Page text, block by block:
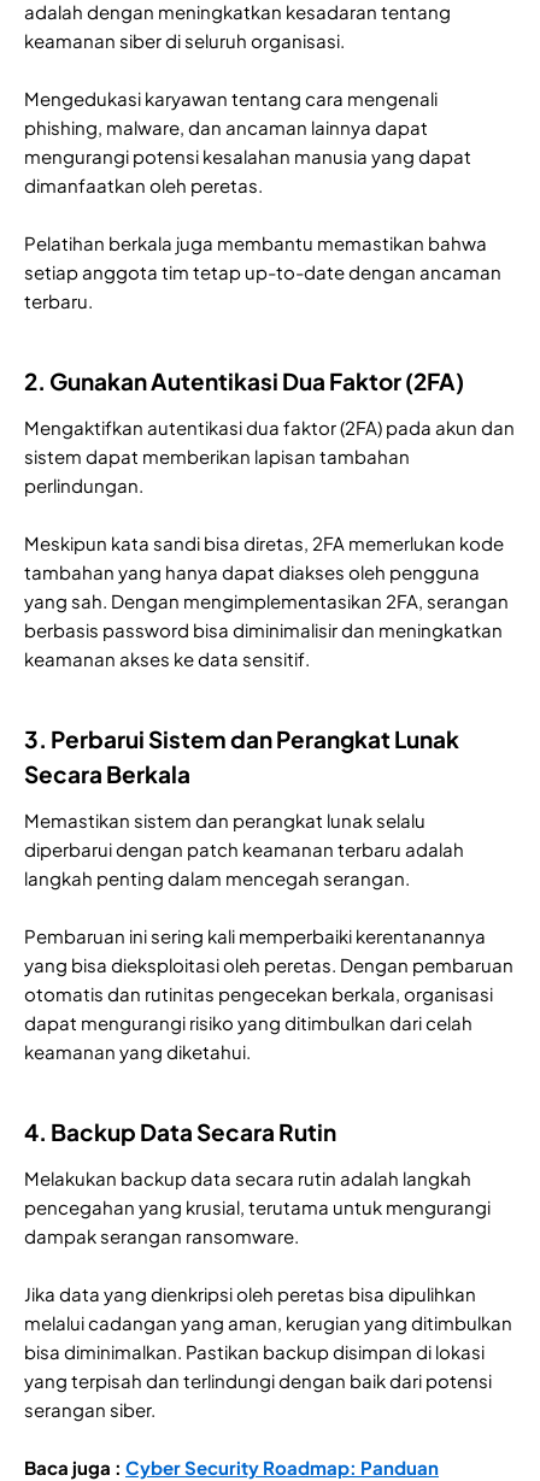
adalah dengan meningkatkan kesadaran tentang
keamanan siber di seluruh organisasi.
Mengedukasi karyawan tentang cara mengenali
phishing, malware, dan ancaman lainnya dapat
mengurangi potensi kesalahan manusia yang dapat
dimanfaatkan oleh peretas.
Pelatihan berkala juga membantu memastikan bahwa
setiap anggota tim tetap up-to-date dengan ancaman
terbaru.
2. Gunakan Autentikasi Dua Faktor (2FA)
Mengaktifkan autentikasi dua faktor (2FA) pada akun dan
sistem dapat memberikan lapisan tambahan
perlindungan.
Meskipun kata sandi bisa diretas, 2FA memerlukan kode
tambahan yang hanya dapat diakses oleh pengguna
yang sah. Dengan mengimplementasikan 2FA, serangan
berbasis password bisa diminimalisir dan meningkatkan
keamanan akses ke data sensitif.
3. Perbarui Sistem dan Perangkat Lunak
Secara Berkala
Memastikan sistem dan perangkat lunak selalu
diperbarui dengan patch keamanan terbaru adalah
langkah penting dalam mencegah serangan.
Pembaruan ini sering kali memperbaiki kerentanannya
yang bisa dieksploitasi oleh peretas. Dengan pembaruan
otomatis dan rutinitas pengecekan berkala, organisasi
dapat mengurangi risiko yang ditimbulkan dari celah
keamanan yang diketahui.
4. Backup Data Secara Rutin
Melakukan backup data secara rutin adalah langkah
pencegahan yang krusial, terutama untuk mengurangi
dampak serangan ransomware.
Jika data yang dienkripsi oleh peretas bisa dipulihkan
melalui cadangan yang aman, kerugian yang ditimbulkan
bisa diminimalkan. Pastikan backup disimpan di lokasi
yang terpisah dan terlindungi dengan baik dari potensi
serangan siber.
Baca juga : Cyber Security Roadmap: Panduan